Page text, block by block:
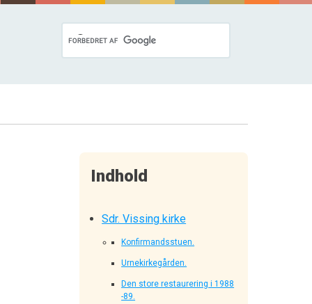
Indhold
Sdr. Vissing kirke
Konfirmandsstuen.
Urnekirkegården.
Den store restaurering i 1988
-89.